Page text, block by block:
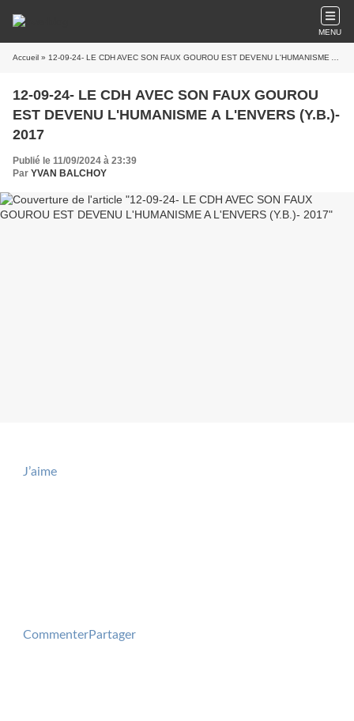
MENU
Accueil » 12-09-24- LE CDH AVEC SON FAUX GOUROU EST DEVENU L'HUMANISME A L'ENVERS (Y.B.)- 2017
12-09-24- LE CDH AVEC SON FAUX GOUROU
EST DEVENU L'HUMANISME A L'ENVERS (Y.B.)-
2017
Publié le 11/09/2024 à 23:39
Par YVAN BALCHOY
J’aime
CommenterPartager